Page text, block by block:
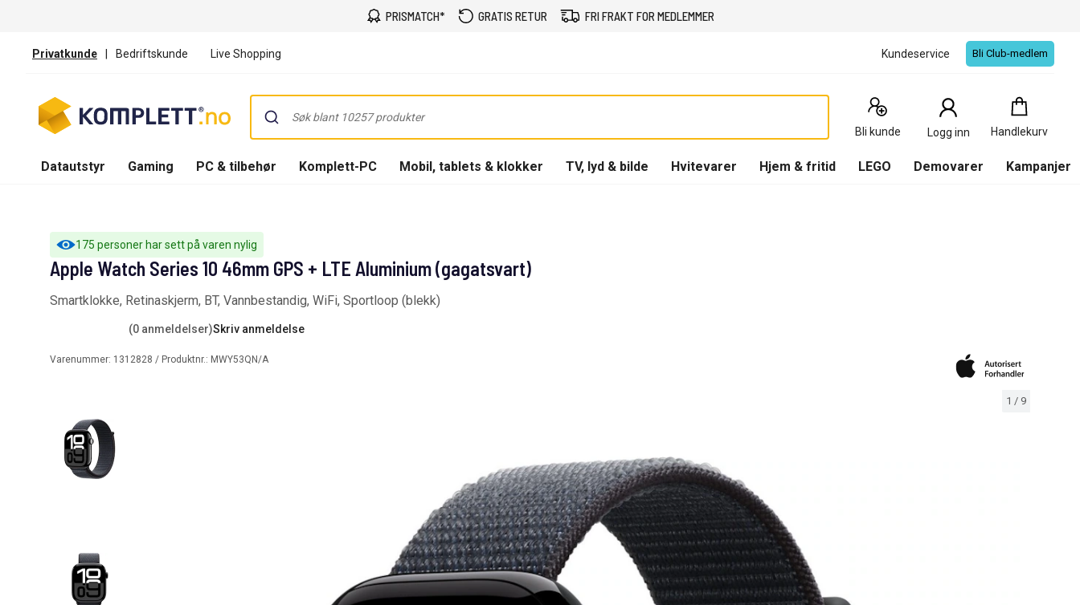
PRISMATCH* GRATIS RETUR FRI FRAKT FOR MEDLEMMER
Privatkunde | Bedriftskunde Live Shopping Kundeservice Bli Club-medlem
Bli kunde Logg inn Handlekurv
Handlekurv
0
Produkter
Datautstyr Gaming PC & tilbehør Komplett-PC Mobil, tablets & klokker TV, lyd & bilde Hvitevarer Hjem & fritid LEGO Demovarer Kampanjer
175 personer har sett på varen nylig
1 / 9
Apple Watch Series 10 46mm GPS + LTE Aluminium (gagatsvart)
Smartklokke, Retinaskjerm, BT, Vannbestandig, WiFi, Sportloop (blekk)
(0 anmeldelser)Skriv anmeldelse
Varenummer: 1312828 / Produktnr.: MWY53QN/A